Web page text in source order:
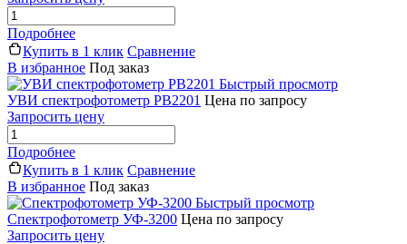
Подробнее
Купить в 1 клик Сравнение
В избранное Под заказ
Быстрый просмотр
УВИ спектрофотометр РВ2201 Цена по запросу
Запросить цену
Подробнее
Купить в 1 клик Сравнение
В избранное Под заказ
Быстрый просмотр
Спектрофотометр УФ-3200 Цена по запросу
Запросить цену